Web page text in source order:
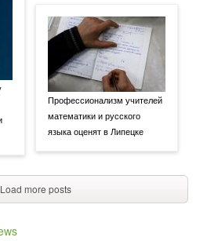
Профессионализм учителей
математики и русского
языка оценят в Липецке
Load more posts